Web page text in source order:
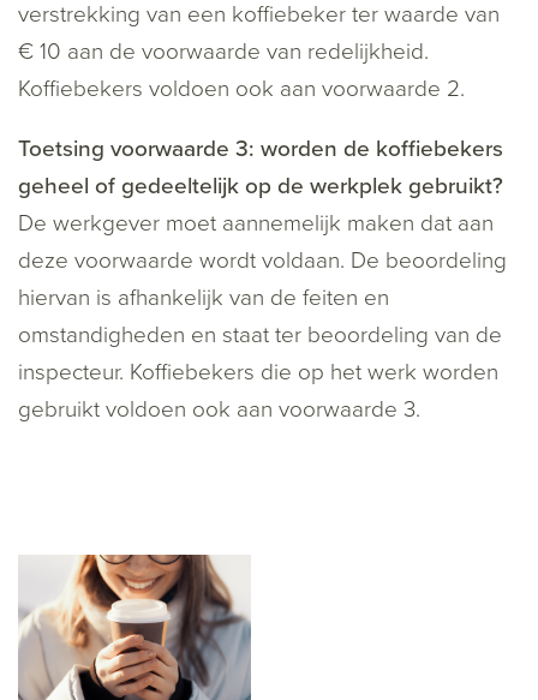
verstrekking van een koffiebeker ter waarde van
€ 10 aan de voorwaarde van redelijkheid.
Koffiebekers voldoen ook aan voorwaarde 2.
Toetsing voorwaarde 3: worden de koffiebekers
geheel of gedeeltelijk op de werkplek gebruikt?
De werkgever moet aannemelijk maken dat aan
deze voorwaarde wordt voldaan. De beoordeling
hiervan is afhankelijk van de feiten en
omstandigheden en staat ter beoordeling van de
inspecteur. Koffiebekers die op het werk worden
gebruikt voldoen ook aan voorwaarde 3.